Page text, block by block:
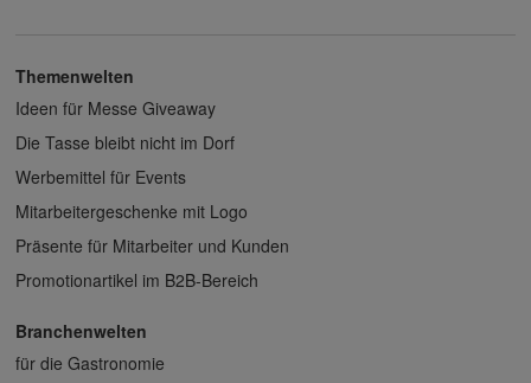
Themenwelten
Ideen für Messe Giveaway
Die Tasse bleibt nicht im Dorf
Werbemittel für Events
Mitarbeitergeschenke mit Logo
Präsente für Mitarbeiter und Kunden
Promotionartikel im B2B-Bereich
Branchenwelten
für die Gastronomie